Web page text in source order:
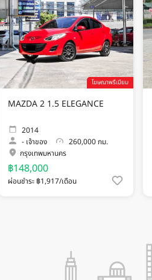
โฆษณาพรีเมียม
MAZDA 2 1.5 ELEGANCE
2014
- เจ้าของ
260,000 กม.
กรุงเทพมหานคร
฿148,000
ผ่อนชำระ ฿1,917/เดือน